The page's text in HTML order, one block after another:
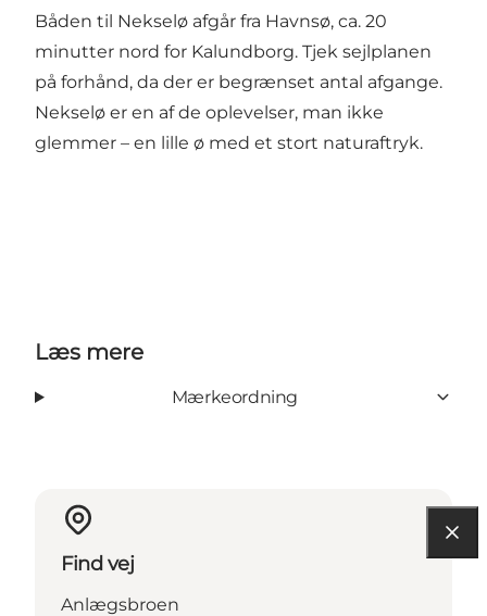
Båden til Nekselø afgår fra Havnsø, ca. 20
minutter nord for Kalundborg. Tjek sejlplanen
på forhånd, da der er begrænset antal afgange.
Nekselø er en af de oplevelser, man ikke
glemmer – en lille ø med et stort naturaftryk.
Læs mere
Mærkeordning
Find vej
Anlægsbroen